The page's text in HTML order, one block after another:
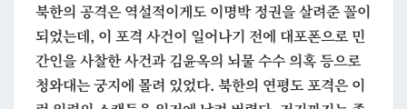
북한의 공격은 역설적이게도 이명박 정권을 살려준 꼴이
되었는데, 이 포격 사건이 일어나기 전에 대포폰으로 민
간인을 사찰한 사건과 김윤옥의 뇌물 수수 의혹 등으로
청와대는 궁지에 몰려 있었다. 북한의 연평도 포격은 이